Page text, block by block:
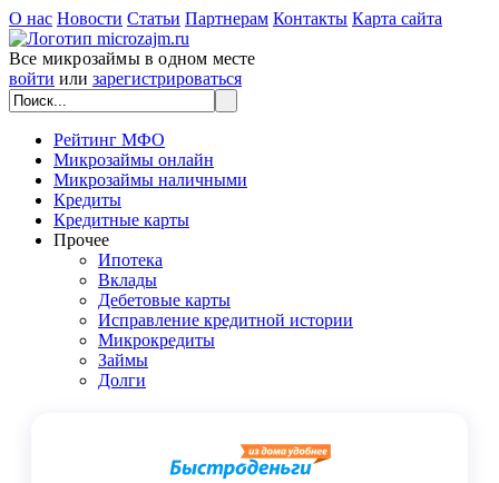
О нас Новости Статьи Партнерам Контакты Карта сайта
Все микрозаймы в одном месте
войти или зарегистрироваться
Рейтинг МФО
Микрозаймы онлайн
Микрозаймы наличными
Кредиты
Кредитные карты
Прочее
Ипотека
Вклады
Дебетовые карты
Исправление кредитной истории
Микрокредиты
Займы
Долги